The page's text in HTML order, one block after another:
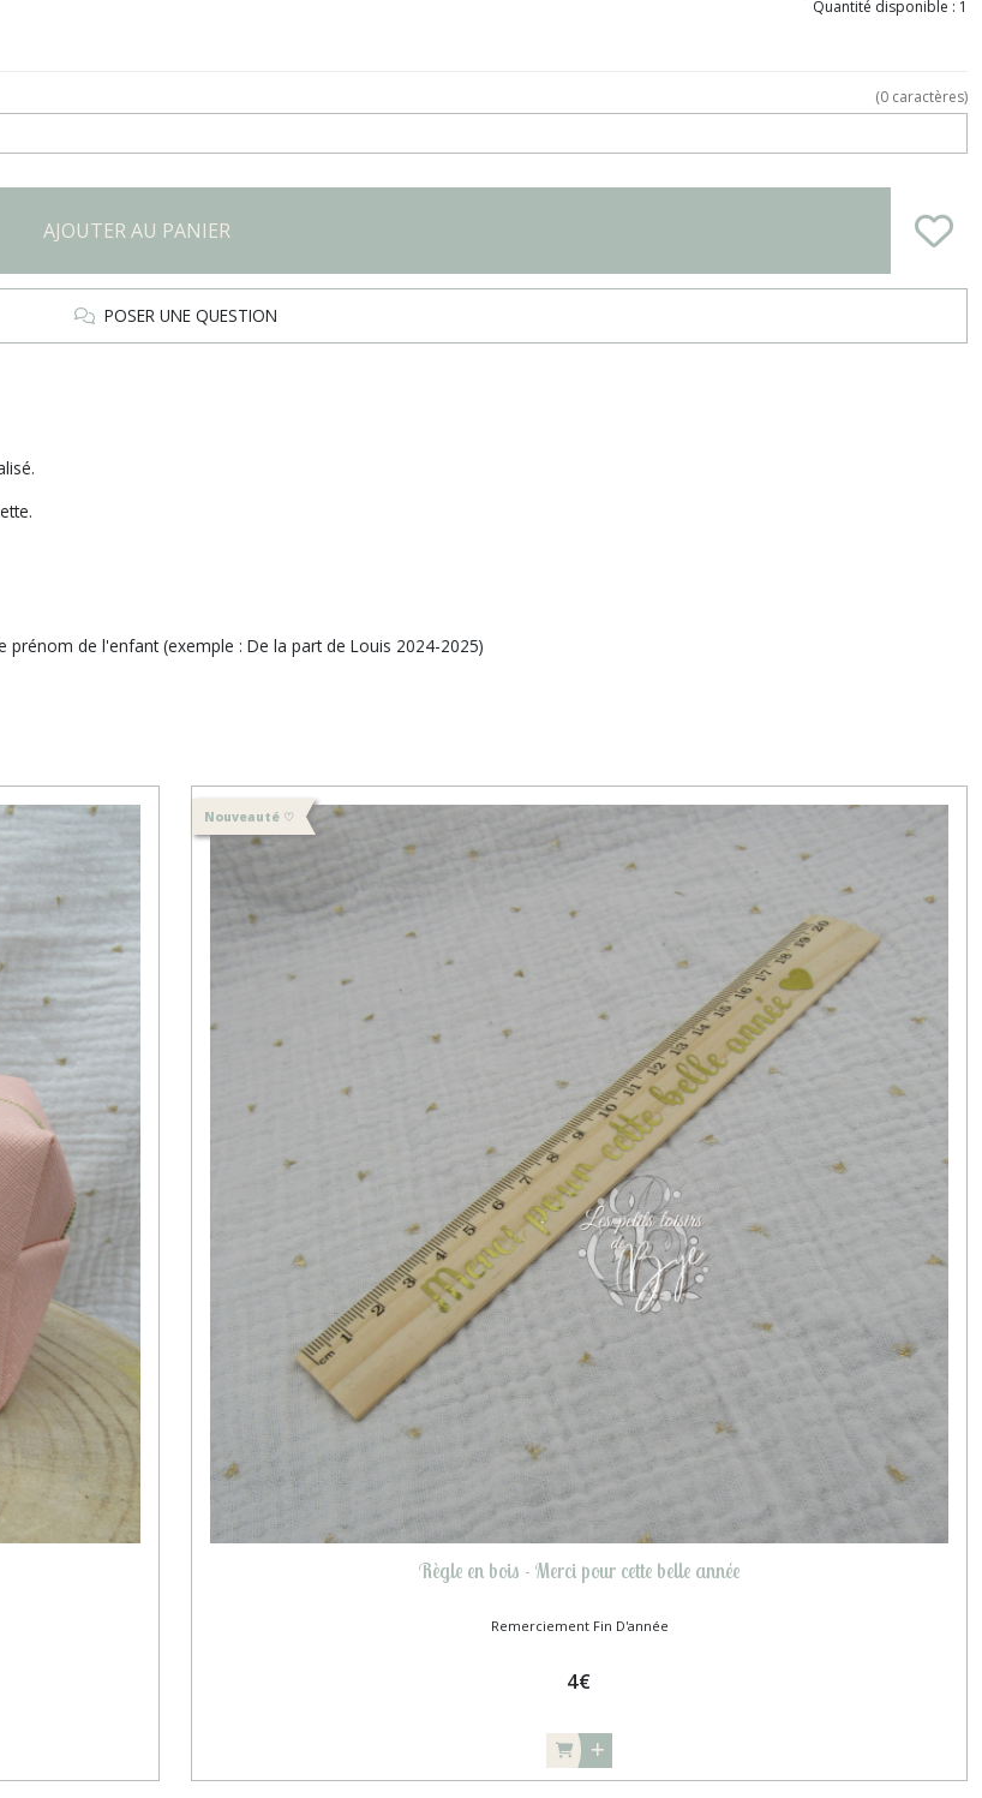
Quantité disponible : 1
(0 caractères)
AJOUTER AU PANIER
POSER UNE QUESTION
prénom de l'enfant (exemple : De la part de Louis 2024-2025)
Nouveauté ♡
Règle en bois - Merci pour cette belle année
Remerciement Fin D'année
4€